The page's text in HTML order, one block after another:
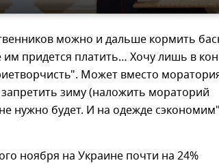
можно и дальше кормить
им придется платить… Хочу лишь в
Может вместо
зиму (наложить мораторий
нужно будет. И на одежде
ноября на Украине почти на 24%